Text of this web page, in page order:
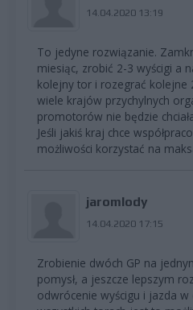
14.04.2020 13:19
To jedyne rozwiązanie.
miesiąc, zrobić 2-3 wyścigi a
kolejny tor i rozegrać kolejne
wiele krajów przychylnych
promotorów nie będzie
Jeśli jakiś kraj chce
możliwości korzystać na
jaromlody
14.04.2020 17:15
Zrobienie dwóch GP na
pomysł, a jeszcze lepszym
odwrócenie wyścigu i jazda